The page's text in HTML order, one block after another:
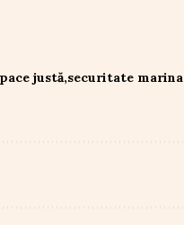
pace justă securitate marina